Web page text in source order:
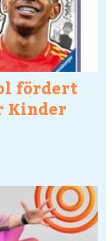
fördert
Kinder